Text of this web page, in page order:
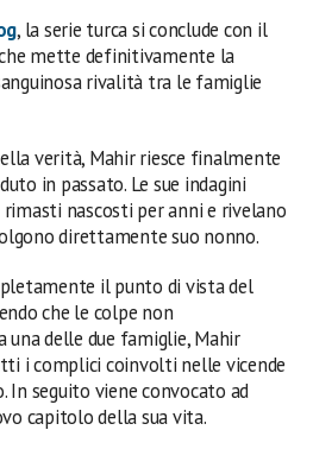
, la serie turca si conclude con il
mette definitivamente la
rivalità tra le famiglie
verità, Mahir riesce finalmente
in passato. Le sue indagini
nascosti per anni e rivelano
direttamente suo nonno.
il punto di vista del
che le colpe non
delle due famiglie, Mahir
i complici coinvolti nelle vicende
seguito viene convocato ad
capitolo della sua vita.